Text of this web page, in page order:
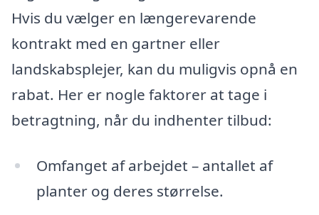
Hvis du vælger en længerevarende
kontrakt med en gartner eller
landskabsplejer, kan du muligvis opnå en
rabat. Her er nogle faktorer at tage i
betragtning, når du indhenter tilbud:
Omfanget af arbejdet – antallet af
planter og deres størrelse.